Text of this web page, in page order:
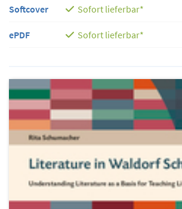
Softcover Sofort lieferbar*
ePDF Sofort lieferbar*